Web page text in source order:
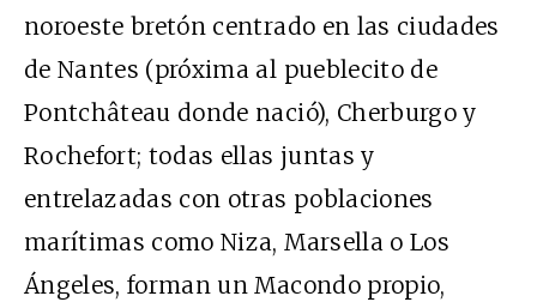
noroeste bretón centrado en las ciudades
de Nantes (próxima al pueblecito de
Pontchâteau donde nació), Cherburgo y
Rochefort; todas ellas juntas y
entrelazadas con otras poblaciones
marítimas como Niza, Marsella o Los
Ángeles, forman un Macondo propio,